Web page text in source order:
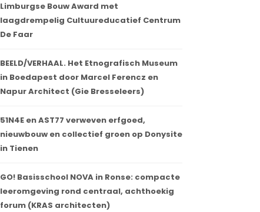
Limburgse Bouw Award met
laagdrempelig Cultuureducatief Centrum
De Faar
BEELD/VERHAAL. Het Etnografisch Museum
in Boedapest door Marcel Ferencz en
Napur Architect (Gie Bresseleers)
51N4E en AST77 verweven erfgoed,
nieuwbouw en collectief groen op Donysite
in Tienen
GO! Basisschool NOVA in Ronse: compacte
leeromgeving rond centraal, achthoekig
forum (KRAS architecten)